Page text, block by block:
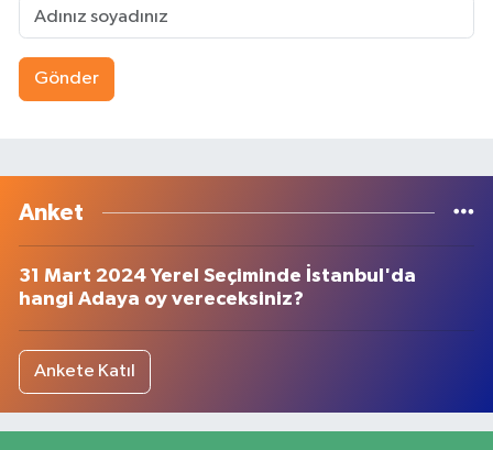
Gönder
Anket
31 Mart 2024 Yerel Seçiminde İstanbul'da
hangi Adaya oy vereceksiniz?
Ankete Katıl